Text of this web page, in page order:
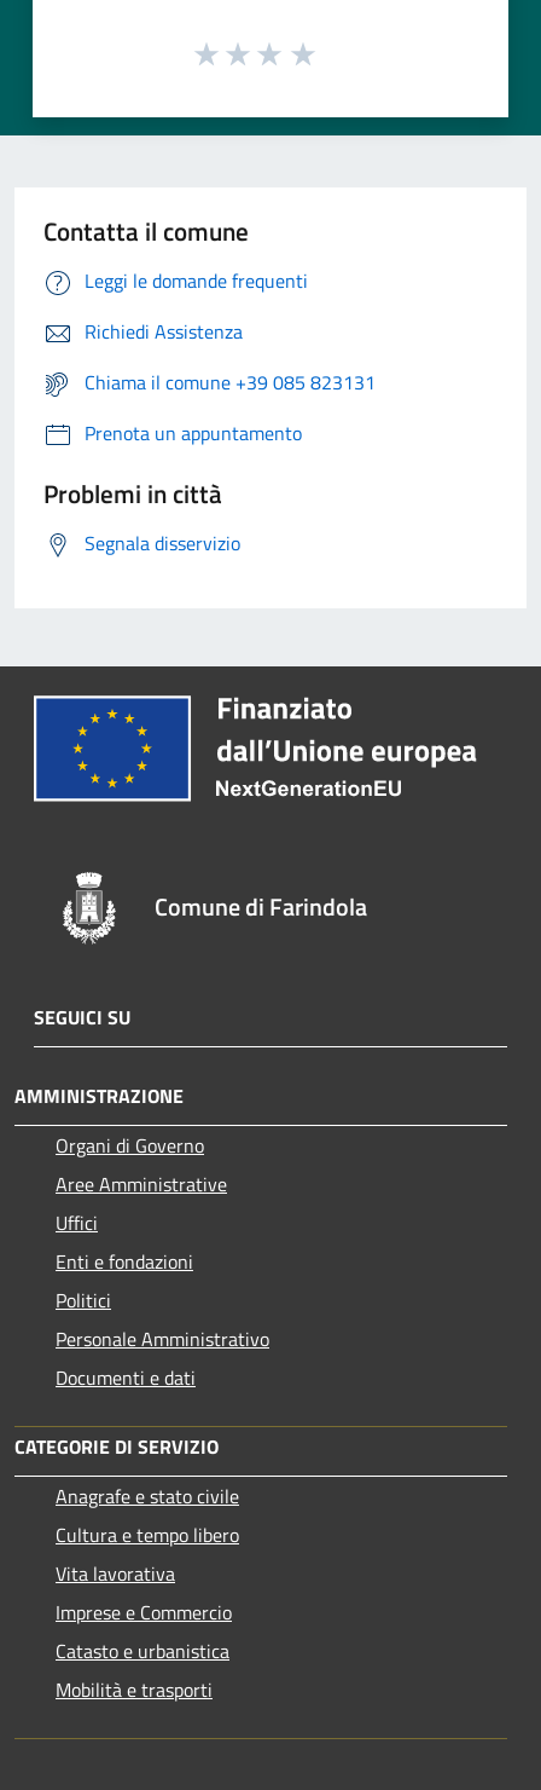
Contatta il comune
Leggi le domande frequenti
Richiedi Assistenza
Chiama il comune +39 085 823131
Prenota un appuntamento
Problemi in città
Segnala disservizio
Comune di Farindola
SEGUICI SU
AMMINISTRAZIONE
Organi di Governo
Aree Amministrative
Uffici
Enti e fondazioni
Politici
Personale Amministrativo
Documenti e dati
CATEGORIE DI SERVIZIO
Anagrafe e stato civile
Cultura e tempo libero
Vita lavorativa
Imprese e Commercio
Catasto e urbanistica
Mobilità e trasporti